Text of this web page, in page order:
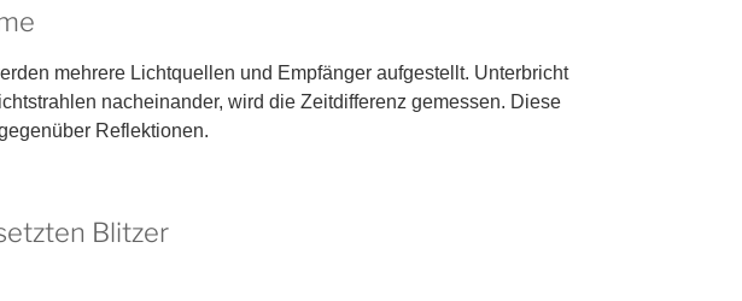
mehrere Lichtquellen und Empfänger aufgestellt. Unterbricht
nacheinander, wird die Zeitdifferenz gemessen. Diese
Reflektionen.
Blitzer